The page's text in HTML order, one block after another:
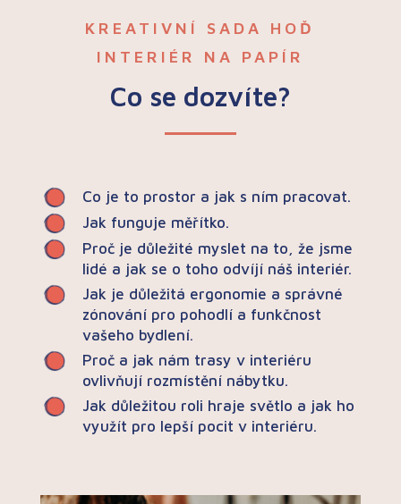
KREATIVNÍ SADA HOĎ
INTERIÉR NA PAPÍR
Co se dozvíte?
Co je to prostor a jak s ním pracovat.
Jak funguje měřítko.
Proč je důležité myslet na to, že jsme
lidé a jak se o toho odvíjí náš interiér.
Jak je důležitá ergonomie a správné
zónování pro pohodlí a funkčnost
vašeho bydlení.
Proč a jak nám trasy v interiéru
ovlivňují rozmístění nábytku.
Jak důležitou roli hraje světlo a jak ho
využít pro lepší pocit v interiéru.